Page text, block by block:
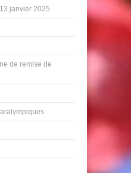
janvier 2025
de remise de